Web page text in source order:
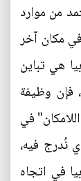
من موارد
مكان آخر
هي تباين
فإن وظيفة
في
نُدرج فيه،
في اتجاه